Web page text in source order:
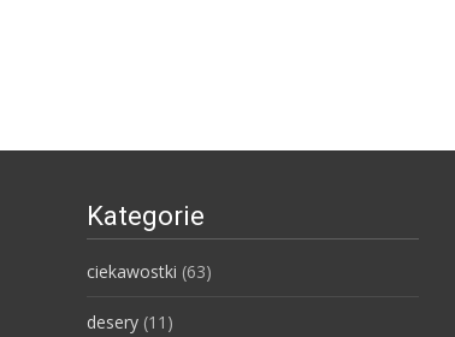
Kategorie
ciekawostki (63)
desery (11)